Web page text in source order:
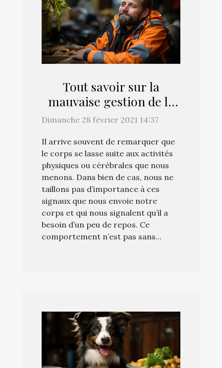
Tout savoir sur la
mauvaise gestion de la
fatigue
Dimanche 28 février 2021 14:37
Il arrive souvent de remarquer que
le corps se lasse suite aux activités
physiques ou cérébrales que nous
menons. Dans bien de cas, nous ne
taillons pas d’importance à ces
signaux que nous envoie notre
corps et qui nous signalent qu’il a
besoin d’un peu de repos. Ce
comportement n’est pas sans...